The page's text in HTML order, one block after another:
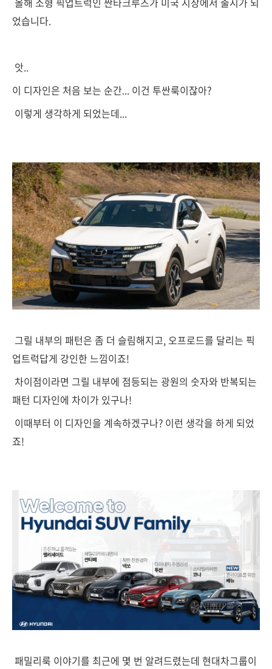
었습니다.
앗..
이 디자인은 처음 보는 순간... 이건 투싼룩이잖아?
이렇게 생각하게 되었는데...
그릴 내부의 패턴은 좀 더 슬림해지고, 오프로드를 달리는 픽
업트럭답게 강인한 느낌이죠!
차이점이라면 그릴 내부에 점등되는 광원의 숫자와 반복되는
패턴 디자인에 차이가 있구나!
이때부터 이 디자인을 계속하겠구나? 이런 생각을 하게 되었
죠!
패밀리룩 이야기를 최근에 몇 번 알려드렸는데 현대차그룹이